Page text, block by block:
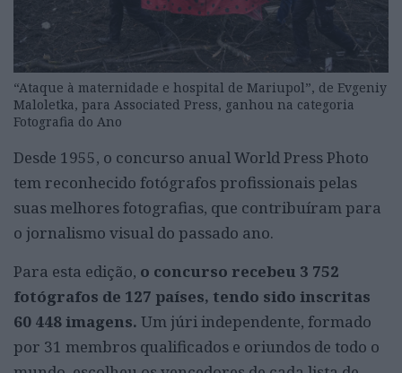
“Ataque à maternidade e hospital de Mariupol”, de Evgeniy
Maloletka, para Associated Press, ganhou na categoria
Fotografia do Ano
Desde 1955, o concurso anual World Press Photo
tem reconhecido fotógrafos profissionais pelas
suas melhores fotografias, que contribuíram para
o jornalismo visual do passado ano.
Para esta edição, o concurso recebeu 3 752
fotógrafos de 127 países, tendo sido inscritas
60 448 imagens. Um júri independente, formado
por 31 membros qualificados e oriundos de todo o